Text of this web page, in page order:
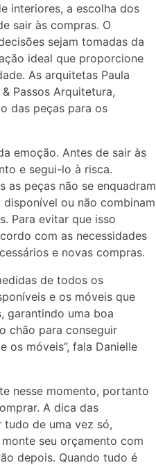
interiores, a escolha dos
sair às compras. O
sejam tomadas da
ideal que proporcione
As arquitetas Paula
Passos Arquitetura,
das peças para os
emoção. Antes de sair às
e segui-lo à risca.
as peças não se enquadram
ou não combinam
Para evitar que isso
com as necessidades
e novas compras.
de todos os
e os móveis que
garantindo uma boa
chão para conseguir
os móveis”, fala Danielle
nesse momento, portanto
A dica das
tudo de uma vez só,
seu orçamento com
depois. Quando tudo é